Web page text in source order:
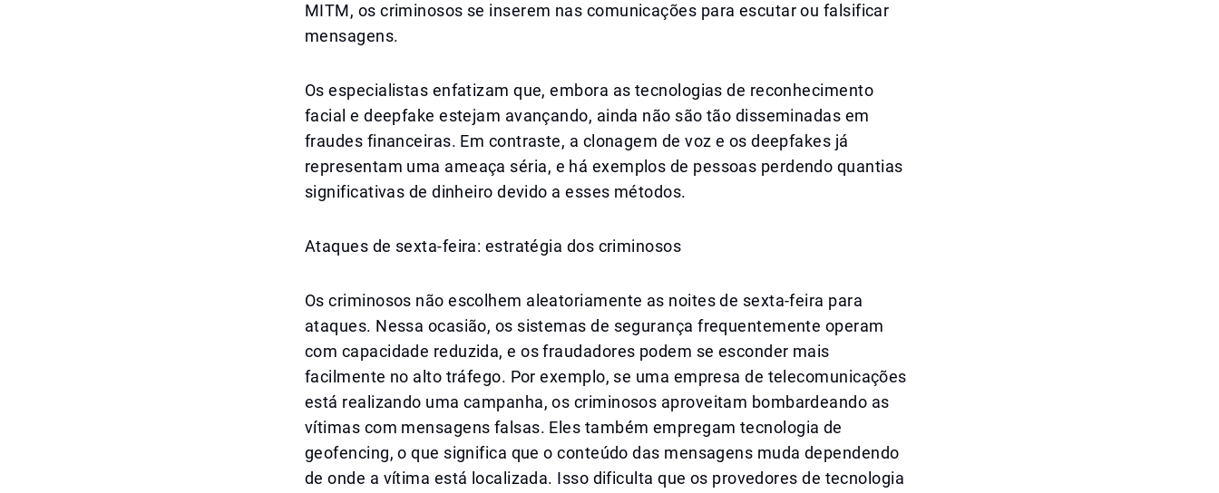
MITM, os criminosos se inserem nas comunicações para escutar ou falsificar
mensagens.
Os especialistas enfatizam que, embora as tecnologias de reconhecimento
facial e deepfake estejam avançando, ainda não são tão disseminadas em
fraudes financeiras. Em contraste, a clonagem de voz e os deepfakes já
representam uma ameaça séria, e há exemplos de pessoas perdendo quantias
significativas de dinheiro devido a esses métodos.
Ataques de sexta-feira: estratégia dos criminosos
Os criminosos não escolhem aleatoriamente as noites de sexta-feira para
ataques. Nessa ocasião, os sistemas de segurança frequentemente operam
com capacidade reduzida, e os fraudadores podem se esconder mais
facilmente no alto tráfego. Por exemplo, se uma empresa de telecomunicações
está realizando uma campanha, os criminosos aproveitam bombardeando as
vítimas com mensagens falsas. Eles também empregam tecnologia de
geofencing, o que significa que o conteúdo das mensagens muda dependendo
de onde a vítima está localizada. Isso dificulta que os provedores de tecnologia